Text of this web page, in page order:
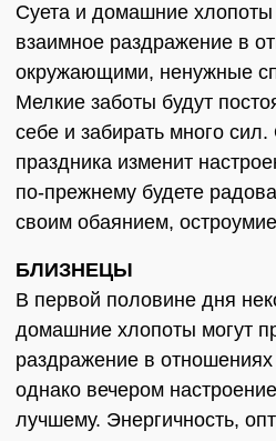
Суета и домашние хлопоты
взаимное раздражение в
окружающими, ненужные
Мелкие заботы будут
себе и забирать много
праздника изменит
по-прежнему будете
своим обаянием,
БЛИЗНЕЦЫ
В первой половине дня
домашние хлопоты могут
раздражение в
однако вечером
лучшему. Энергичность,